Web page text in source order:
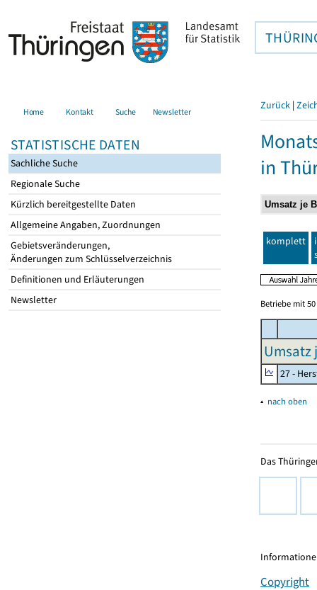
Home Kontakt Suche Newsletter
STATISTISCHE DATEN
Sachliche Suche
Regionale Suche
Kürzlich bereitgestellte Daten
Allgemeine Angaben, Zuordnungen
Gebietsveränderungen,
Änderungen zum Schlüsselverzeichnis
Definitionen und Erläuterungen
Newsletter
Zurück |
in
komplett
Betriebe mit
Umsatz
27 -
▴ nach oben
Das
Copyright